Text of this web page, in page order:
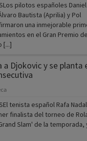
pilotos españoles Daniel
Bautista (Aprilia) y Pol
una inmejorable
en el Gran Premio de
[...]
Djokovic y se planta
tenista español Rafa
finalista del torneo de
Slam' de la temporada,